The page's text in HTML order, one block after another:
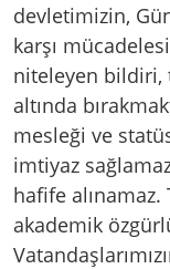
devletimizin,
karşı
niteleyen bildiri,
altında
mesleği ve
imtiyaz
hafife
akademik